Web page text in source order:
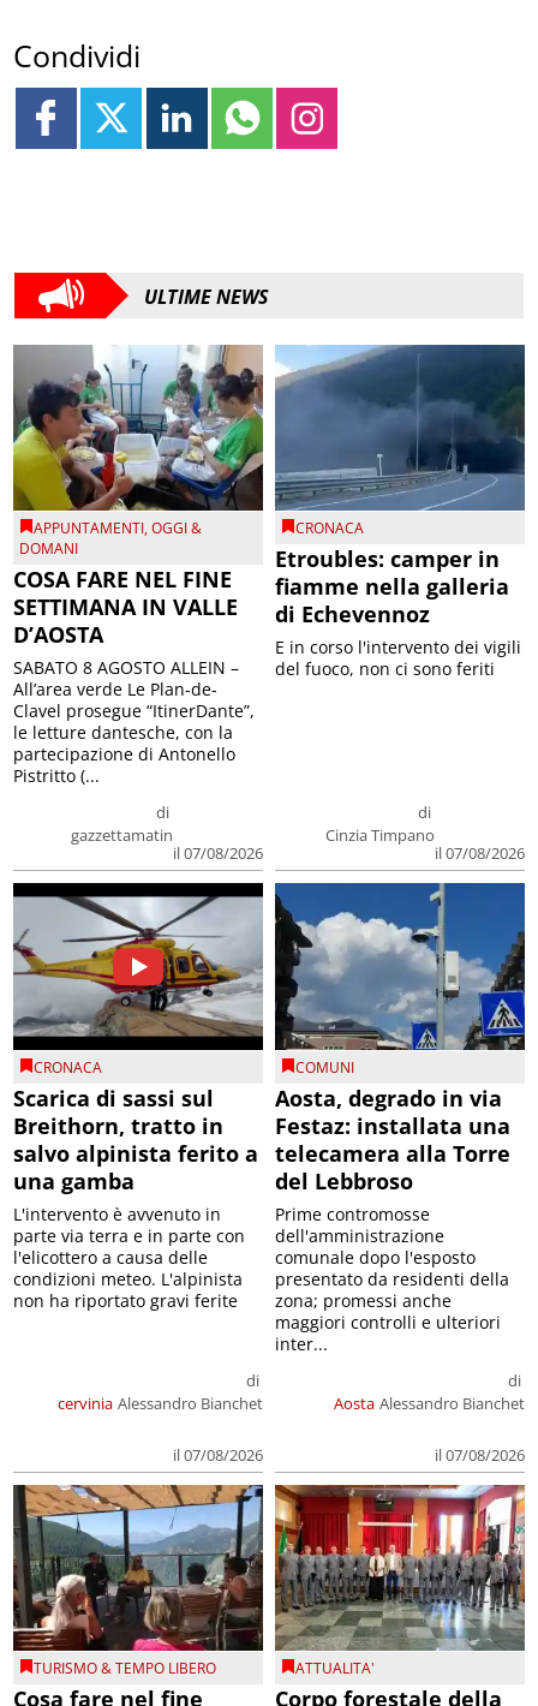
Condividi
ULTIME NEWS
APPUNTAMENTI,OGGI &
DOMANI
COSA FARE NEL FINE
SETTIMANA IN VALLE
D’AOSTA
di
gazzettamatin
il 07/08/2026
SABATO 8 AGOSTO ALLEIN –
All’area verde Le Plan-de-
Clavel prosegue “ItinerDante”,
le letture dantesche, con la
partecipazione di Antonello
Pistritto (...
CRONACA
Etroubles: camper in
fiamme nella galleria
di Echevennoz
di
Cinzia Timpano
il 07/08/2026
E in corso l'intervento dei vigili
del fuoco, non ci sono feriti
CRONACA
Scarica di sassi sul
Breithorn, tratto in
salvo alpinista ferito a
una gamba
cervinia
di
Alessandro Bianchet
il 07/08/2026
L'intervento è avvenuto in
parte via terra e in parte con
l'elicottero a causa delle
condizioni meteo. L'alpinista
non ha riportato gravi ferite
COMUNI
Aosta, degrado in via
Festaz: installata una
telecamera alla Torre
del Lebbroso
Aosta
di
Alessandro Bianchet
il 07/08/2026
Prime contromosse
dell'amministrazione
comunale dopo l'esposto
presentato da residenti della
zona; promessi anche
maggiori controlli e ulteriori
inter...
TURISMO & TEMPO LIBERO
Cosa fare nel fine
ATTUALITA'
Corpo forestale della